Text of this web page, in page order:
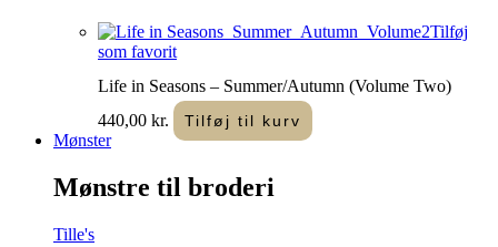
Tilføj
som favorit
Life in Seasons – Summer/Autumn (Volume Two)
440,00 kr. Tilføj til kurv
Mønster
Mønstre til broderi
Tille's